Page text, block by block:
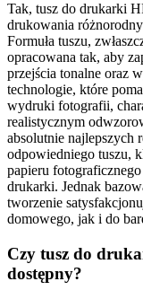
Tak, tusz do drukarki
drukowania
Formuła tuszu,
opracowana tak, aby
przejścia tonalne oraz
technologie, które
wydruki fotografii,
realistycznym
absolutnie najlepszych
odpowiedniego tuszu,
papieru
drukarki. Jednak
tworzenie
domowego, jak i do
Czy tusz do
dostępny?